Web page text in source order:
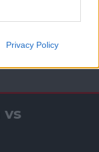
Privacy Policy
vs